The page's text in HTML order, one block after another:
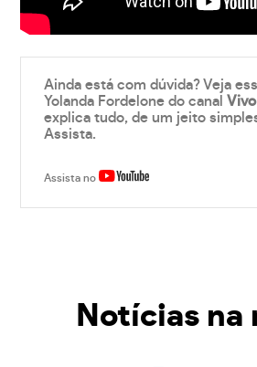
Ainda está com dúvida? Veja
Yolanda Fordelone do canal
explica tudo, de um jeito
Assista.
Assista no
Notícias na